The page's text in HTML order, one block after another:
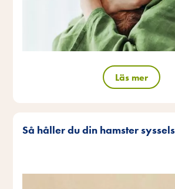
Läs mer
Så håller du din hamster